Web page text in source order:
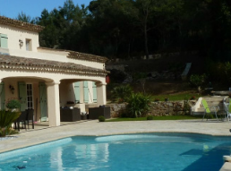
Voir le
bien